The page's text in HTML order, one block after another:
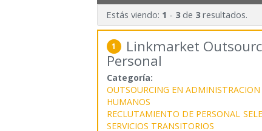
Estás viendo: 1 - 3de 3resultados.
1 Linkmarket
Personal
Categoría:
OUTSOURCING EN ADMINISTRACION
HUMANOS
RECLUTAMIENTO DE PERSONAL
SERVICIOS TRANSITORIOS